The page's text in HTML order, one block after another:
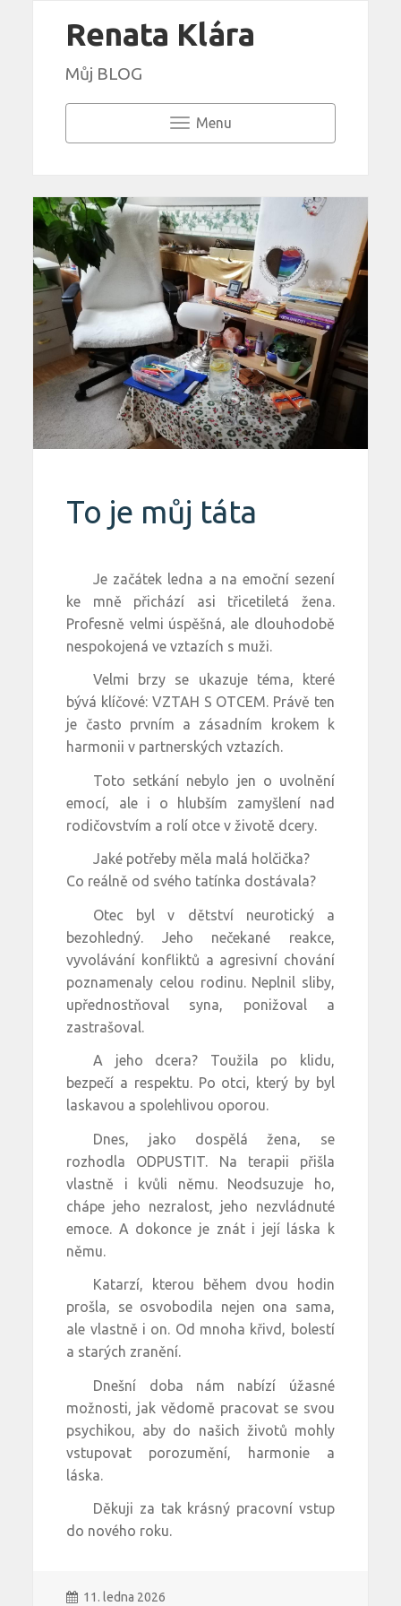
Renata Klára
Můj BLOG
Menu
To je můj táta
Je začátek ledna a na emoční sezení
ke mně přichází asi třicetiletá žena.
Profesně velmi úspěšná, ale dlouhodobě
nespokojená ve vztazích s muži.
Velmi brzy se ukazuje téma, které
bývá klíčové: VZTAH S OTCEM. Právě ten
je často prvním a zásadním krokem k
harmonii v partnerských vztazích.
Toto setkání nebylo jen o uvolnění
emocí, ale i o hlubším zamyšlení nad
rodičovstvím a rolí otce v životě dcery.
Jaké potřeby měla malá holčička?
Co reálně od svého tatínka dostávala?
Otec byl v dětství neurotický a
bezohledný. Jeho nečekané reakce,
vyvolávání konfliktů a agresivní chování
poznamenaly celou rodinu. Neplnil sliby,
upřednostňoval syna, ponižoval a
zastrašoval.
A jeho dcera? Toužila po klidu,
bezpečí a respektu. Po otci, který by byl
laskavou a spolehlivou oporou.
Dnes, jako dospělá žena, se
rozhodla ODPUSTIT. Na terapii přišla
vlastně i kvůli němu. Neodsuzuje ho,
chápe jeho nezralost, jeho nezvládnuté
emoce. A dokonce je znát i její láska k
němu.
Katarzí, kterou během dvou hodin
prošla, se osvobodila nejen ona sama,
ale vlastně i on. Od mnoha křivd, bolestí
a starých zranění.
Dnešní doba nám nabízí úžasné
možnosti, jak vědomě pracovat se svou
psychikou, aby do našich životů mohly
vstupovat porozumění, harmonie a
láska.
Děkuji za tak krásný pracovní vstup
do nového roku.
11. ledna 2026